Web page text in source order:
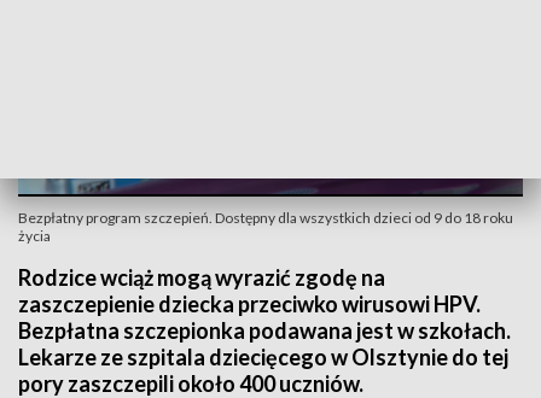
Bezpłatny program szczepień. Dostępny dla wszystkich dzieci od 9 do 18 roku
życia
Rodzice wciąż mogą wyrazić zgodę na
zaszczepienie dziecka przeciwko wirusowi HPV.
Bezpłatna szczepionka podawana jest w szkołach.
Lekarze ze szpitala dziecięcego w Olsztynie do tej
pory zaszczepili około 400 uczniów.